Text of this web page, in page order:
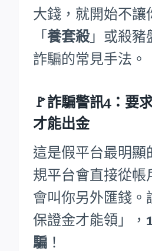
大錢，就開始不讓
「 養套殺」或殺豬
詐騙的常見手法。
🚩詐騙警訊4：要
才能出金
這是假平台最明顯
規平台會直接從帳
會叫你另外匯錢。
保證金才能領」，
騙 ！